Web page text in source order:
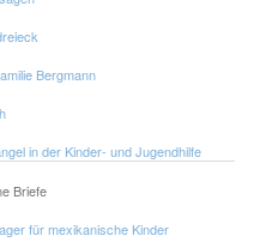
Bergmann
in der Kinder- und Jugendhilfe
Briefe
für mexikanische Kinder